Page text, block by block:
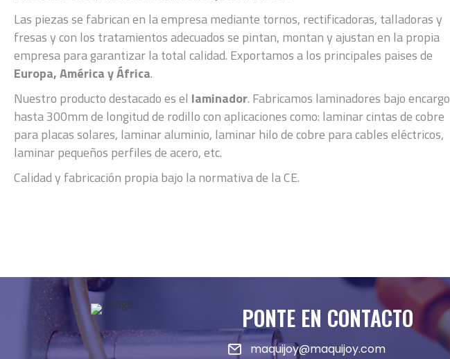
Las piezas se fabrican en la empresa mediante tornos, rectificadoras, talladoras y
fresas y con los tratamientos adecuados se pintan, montan y ajustan en la propia
empresa para garantizar la total calidad. Exportamos a los principales paises de
Europa, América y África.
Nuestro producto destacado es el laminador. Fabricamos laminadores bajo encargo
hasta 300mm de longitud de rodillo con aplicaciones como: laminar cintas de cobre
para placas solares, laminar aluminio, laminar hilo de cobre para cables eléctricos,
laminar pequeños perfiles de acero, etc.
Calidad y fabricación propia bajo la normativa de la CE.
PONTE EN CONTACTO
maquijoy@maquijoy.com